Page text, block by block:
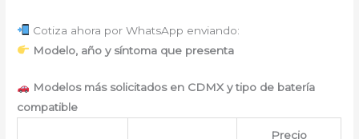
Cotiza ahora por WhatsApp enviando:
Modelo, año y síntoma que presenta
Modelos más solicitados en CDMX y tipo de batería
compatible
Precio